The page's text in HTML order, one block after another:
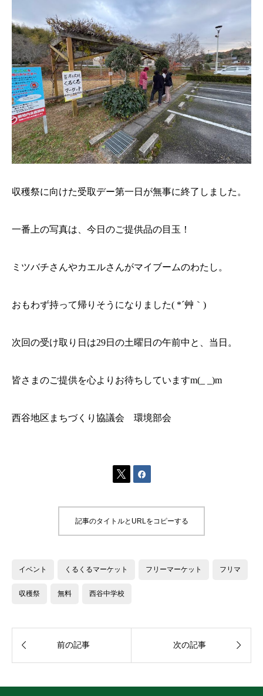
収穫祭に向けた受取デー第一日が無事に終了しました。
一番上の写真は、今日のご提供品の目玉！
ミツバチさんやカエルさんがマイブームのわたし。
おもわず持って帰りそうになりました( *´艸｀)
次回の受け取り日は29日の土曜日の午前中と、当日。
皆さまのご提供を心よりお待ちしていますm(_ _)m
西谷地区まちづくり協議会 環境部会
 
記事のタイトルとURLをコピーする
イベント くるくるマーケット フリーマーケット フリマ
収穫祭 無料 西谷中学校
 前の記事 次の記事 